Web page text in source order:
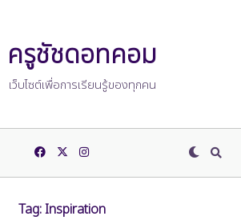
ครูชัชดอทคอม
เว็บไซต์เพื่อการเรียนรู้ของทุกคน
Tag:Inspiration